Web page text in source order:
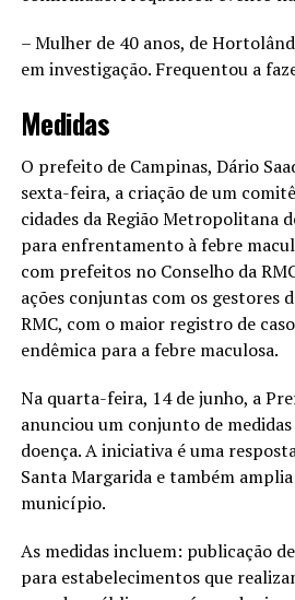
– Mulher de 40 anos, de
em investigação. Frequentou a
Medidas
O prefeito de Campinas, Dário
sexta-feira, a criação de um
cidades da Região Metropolitana
para enfrentamento à febre
com prefeitos no Conselho da
ações conjuntas com os gestores
RMC, com o maior registro de
endêmica para a febre maculosa.
Na quarta-feira, 14 de junho, a
anunciou um conjunto de
doença. A iniciativa é uma
Santa Margarida e também
município.
As medidas incluem: publicação
para estabelecimentos que